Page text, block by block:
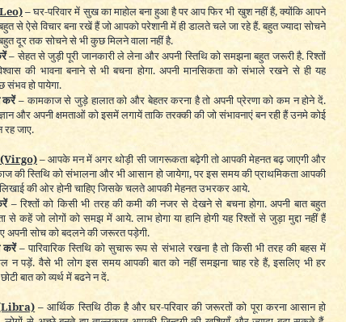
–घर-परिवार में सुख का माहोल बना हुआ है पर आप फिर भी खुश नहीं हैं, क्योंकि आपने
से ऐसे विचार बना रखें हैं जो आपको परेशानी में ही डालते चले जा रहे हैं. बहुत ज्यादा सोचने
दूर तक सोचने से भी कुछ मिलने वाला नहीं है.
–सेहत से जुड़ी पूरी जानकारी ले लेना और अपनी स्तिथि को समझना बहुत जरूरी है. रिश्तों
की भावना बनाने से भी बचना होगा. अपनी मानसिकता को संभाले रखने से ही यह
हो पायेगा.
करें –कामकाज से जुड़े हालात को और बेहतर करना है तो अपनी प्रेरणा को कम न होने दें.
और अपनी क्षमताओं को इसमें लगायें ताकि तरक्की की जो संभावनाएं बन रही हैं उनमे कोई
रह जाए.
–आपके मन में अगर थोड़ी सी जागरूकता बढ़ेगी तो आपकी मेहनत बढ़ जाएगी और
की स्तिथि को संभालना और भी आसान हो जायेगा, पर इस समय की प्राथमिकता आपकी
लिखाई की ओर होनी चाहिए जिसके चलते आपकी मेहनत उभरकर आये.
–रिश्तों को किसी भी तरह की कमी की नजर से देखने से बचना होगा. अपनी बात बहुत
से कहें जो लोगों को समझ में आये. लाभ होगा या हानि होगी यह रिश्तों से जुड़ा मुद्दा नहीं हैं
अपनी सोच को बदलने की जरूरत पड़ेगी.
करें –पारिवारिक स्तिथि को सुचारू रूप से संभाले रखना है तो किसी भी तरह की बहस में
न पड़ें. वैसे भी लोग इस समय आपकी बात को नहीं समझना चाह रहे हैं, इसलिए भी हर
बात को व्यर्थ में बढने न दें.
– आर्थिक स्तिथि ठीक है और घर-परिवार की जरूरतों को पूरा करना आसान हो